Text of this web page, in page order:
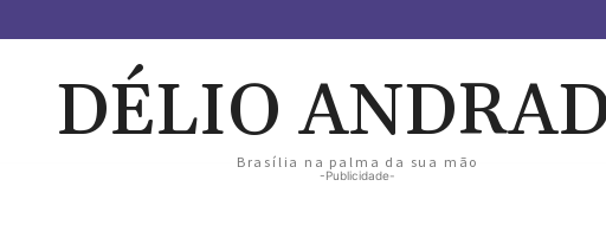
DÉLIO
Brasília na palma da sua mão
-Publicidade-